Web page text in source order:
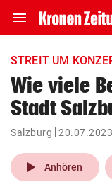
menu Navigation
ein-/ausklappen
account_circle Anmelden
pin_drop
Wien
STREIT UM
Wie viele
Stadt
Salzburg
play_arrow Anhören